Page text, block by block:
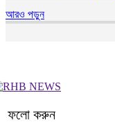
আরও পড়ুন
ফলো করুন